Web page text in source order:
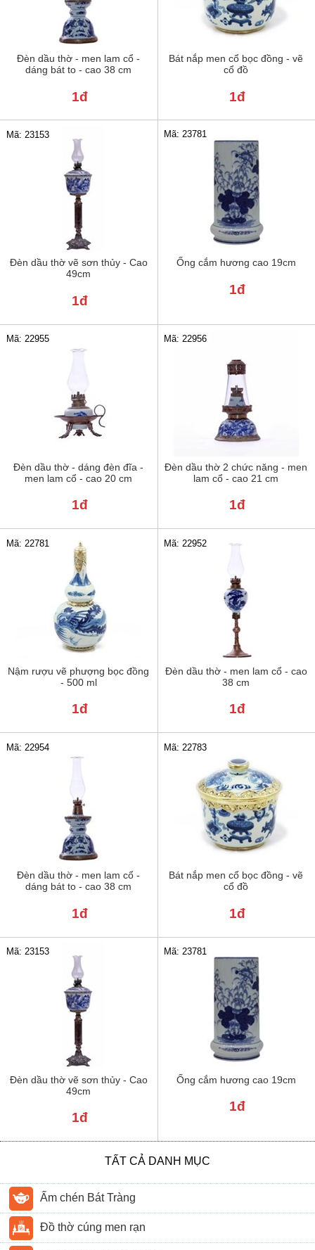
Đèn dầu thờ - men lam cổ -
dáng bát to - cao 38 cm
1đ
Bát nắp men cổ bọc đồng - vẽ
cổ đồ
1đ
Đèn dầu thờ vẽ sơn thủy - Cao
49cm
Mã: 23153
1đ
Ống cắm hương cao 19cm
Mã: 23781
1đ
Đèn dầu thờ - dáng đèn đĩa -
men lam cổ - cao 20 cm
Mã: 22955
1đ
Đèn dầu thờ 2 chức năng - men
lam cổ - cao 21 cm
Mã: 22956
1đ
Nậm rượu vẽ phượng bọc đồng
- 500 ml
Mã: 22781
1đ
Đèn dầu thờ - men lam cổ - cao
38 cm
Mã: 22952
1đ
Đèn dầu thờ - men lam cổ -
dáng bát to - cao 38 cm
Mã: 22954
1đ
Bát nắp men cổ bọc đồng - vẽ
cổ đồ
Mã: 22783
1đ
Đèn dầu thờ vẽ sơn thủy - Cao
49cm
Mã: 23153
1đ
Ống cắm hương cao 19cm
Mã: 23781
1đ
TẤT CẢ DANH MỤC
Ấm chén Bát Tràng
Đồ thờ cúng men rạn